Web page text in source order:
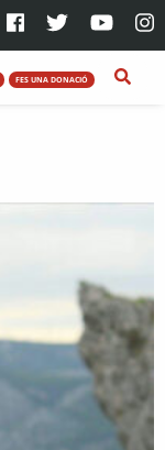
FES UNA DONACIÓ